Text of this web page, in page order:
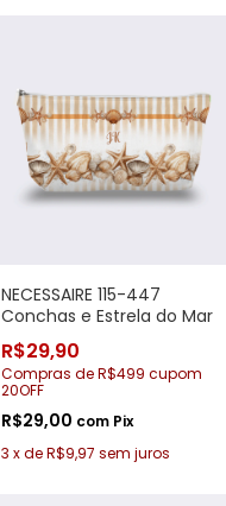
NECESSAIRE 115-447
Conchas e Estrela do Mar
R$29,90
Compras de R$499 cupom
20OFF
R$29,00 com Pix
3 xdeR$9,97 sem juros